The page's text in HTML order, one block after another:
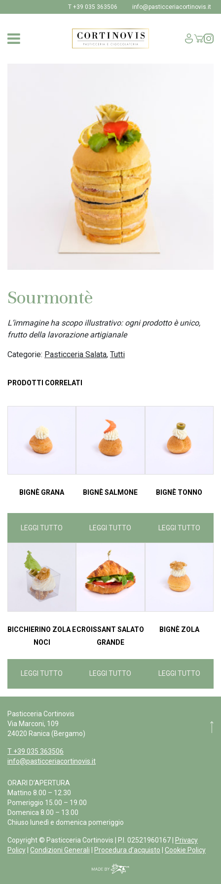
T +39 035 363506 info@pasticceriacortinovis.it
SHOP
Sourmontè
L’immagine ha scopo illustrativo: ogni prodotto è unico,
frutto della lavorazione artigianale
Categorie: Pasticceria Salata, Tutti
PRODOTTI CORRELATI
BIGNÈ GRANA
LEGGI TUTTO
BIGNÈ SALMONE
LEGGI TUTTO
BIGNÈ TONNO
LEGGI TUTTO
BICCHIERINO ZOLA E
NOCI
LEGGI TUTTO
CROISSANT SALATO
GRANDE
LEGGI TUTTO
BIGNÈ ZOLA
LEGGI TUTTO
Pasticceria Cortinovis
Via Marconi, 109
24020 Ranica (Bergamo)
T +39 035 363506
info@pasticceriacortinovis.it
ORARI D’APERTURA
Mattino 8.00 – 12.30
Pomeriggio 15.00 – 19.00
Domenica 8.00 – 13.00
Chiuso lunedì e domenica pomeriggio
Copyright © Pasticceria Cortinovis | P.I. 02521960167 |
Privacy
Policy Condizioni Generali Procedura d’acquisto Cookie Policy